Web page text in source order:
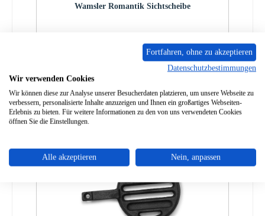
Wamsler Romantik Sichtscheibe
Regulärer Preis:
199,86 €
nur auf Anfrage erhältlich
Details
Fortfahren, ohne zu akzeptieren
Datenschutzbestimmungen
Wir verwenden Cookies
Wir können diese zur Analyse unserer Besucherdaten platzieren, um unsere Webseite zu
verbessern, personalisierte Inhalte anzuzeigen und Ihnen ein großartiges Webseiten-
Erlebnis zu bieten. Für weitere Informationen zu den von uns verwendeten Cookies
öffnen Sie die Einstellungen.
Alle akzeptieren Nein, anpassen